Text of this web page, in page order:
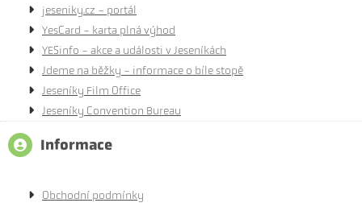
jeseniky.cz - portál
YesCard - karta plná výhod
YESinfo - akce a události v Jeseníkách
Jdeme na běžky - informace o bíle stopě
Jeseníky Film Office
Jeseníky Convention Bureau
Informace
Obchodní podmínky